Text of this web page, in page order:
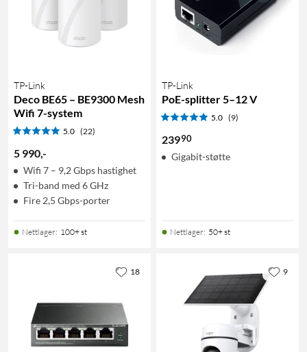
TP-Link
Deco BE65 – BE9300 Mesh
Wifi 7-system
5.0 (22)
5 990,-
Wifi 7 – 9,2 Gbps hastighet
Tri-band med 6 GHz
Fire 2,5 Gbps-porter
Nettlager: 100+ st
TP-Link
PoE-splitter 5–12 V
5.0 (9)
23990
Gigabit-støtte
Nettlager: 50+ st
18 9